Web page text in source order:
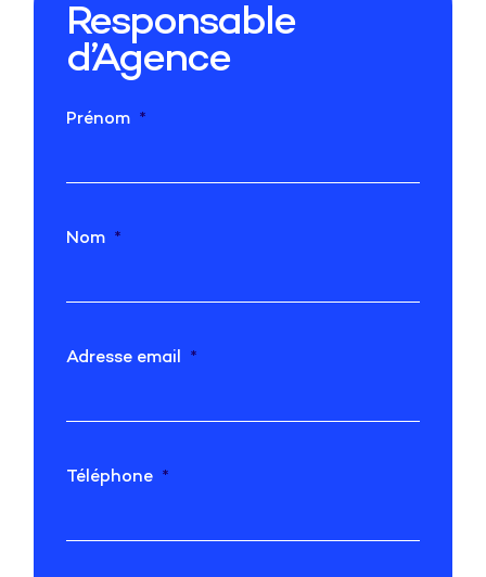
Responsable
d’Agence
Prénom
Nom
Adresse email
Téléphone